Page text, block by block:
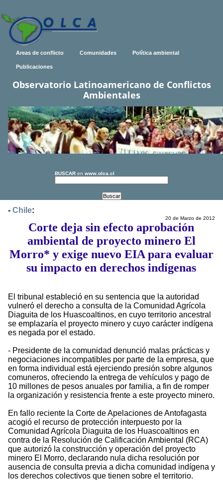
Areas de conflicto Comunidades Política ambiental
Publicaciones
Observatorio Latinoamericano de Conflictos
Ambientales
BUSCAR en www.olca.cl
- Chile:
20 de Marzo de 2012
Corte deja sin efecto aprobación
ambiental de proyecto minero El
Morro* y exige nuevo EIA para evaluar
su impacto en derechos indígenas
El tribunal estableció en su sentencia que la autoridad
vulneró el derecho a consulta de la Comunidad Agrícola
Diaguita de los Huascoaltinos, en cuyo territorio ancestral
se emplazaría el proyecto minero y cuyo carácter indígena
es negada por el estado.
- Presidente de la comunidad denunció malas prácticas y
negociaciones incompatibles por parte de la empresa, que
en forma individual está ejerciendo presión sobre algunos
comuneros, ofreciendo la entrega de vehículos y pago de
10 millones de pesos anuales por familia, a fin de romper
la organización y resistencia frente a este proyecto minero.
En fallo reciente la Corte de Apelaciones de Antofagasta
acogió el recurso de protección interpuesto por la
Comunidad Agrícola Diaguita de los Huascoaltinos en
contra de la Resolución de Calificación Ambiental (RCA)
que autorizó la construcción y operación del proyecto
minero El Morro, declarando nula dicha resolución por
ausencia de consulta previa a dicha comunidad indígena y
los derechos colectivos que tienen sobre el territorio.